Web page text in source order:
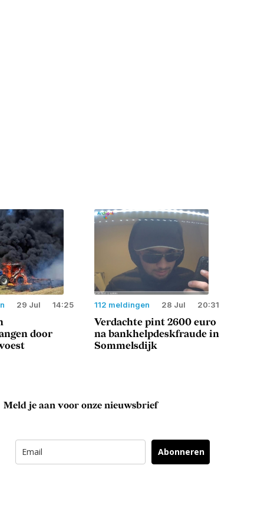
29 Jul 14:25
door
112 meldingen 28 Jul 20:31
Verdachte pint 2600 euro
na bankhelpdeskfraude in
Sommelsdijk
Meld je aan voor onze nieuwsbrief
Abonneren